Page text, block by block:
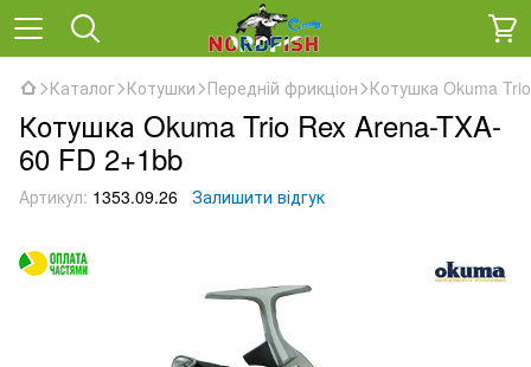
Каталог Котушки Передній фрикціон Котушка Okuma
Котушка Okuma Trio Rex Arena-TXA-
60 FD 2+1bb
Артикул: 1353.09.26 Залишити відгук